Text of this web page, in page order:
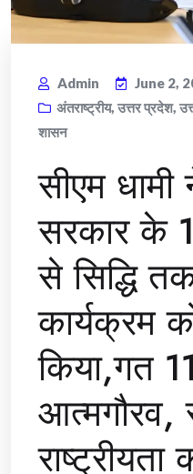
Admin June 2,
अंतराष्ट्रीय, उत्तर प्रदेश,
शासन
सीएम धामी
सरकार के
से सिद्धि
कार्यक्रम
किया,गत
आत्मगौरव,